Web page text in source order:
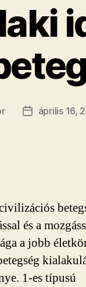
Bejegyzés
április 16,
és a
a jobb
1-es típusú